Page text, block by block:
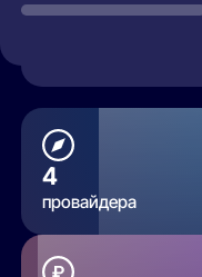
4
провайдера